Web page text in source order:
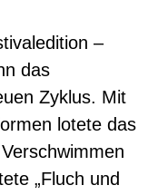
–
das
Zyklus. Mit
lotete das
„Fluch und